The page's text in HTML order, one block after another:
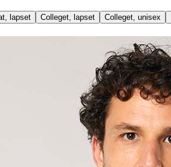
lapset Colleget, lapset Colleget, unisex